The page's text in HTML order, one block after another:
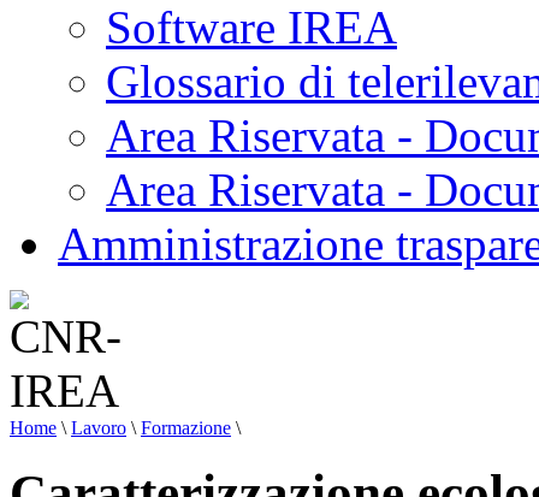
Software IREA
Glossario di
Area Riservata -
Area Riservata -
Amministrazione
Home \ Lavoro \ Formazione \